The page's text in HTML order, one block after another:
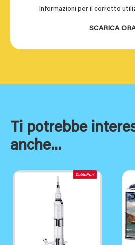
Informazioni per il corretto
SCARICA
Ti potrebbe
anche...